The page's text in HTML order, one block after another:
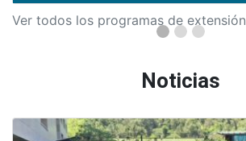
Ver todos los programas de extensión
Noticias